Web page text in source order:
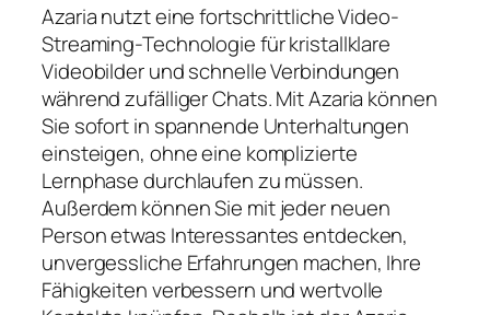
Azaria nutzt eine fortschrittliche Video-
Streaming-Technologie für kristallklare
Videobilder und schnelle Verbindungen
während zufälliger Chats. Mit Azaria können
Sie sofort in spannende Unterhaltungen
einsteigen, ohne eine komplizierte
Lernphase durchlaufen zu müssen.
Außerdem können Sie mit jeder neuen
Person etwas Interessantes entdecken,
unvergessliche Erfahrungen machen, Ihre
Fähigkeiten verbessern und wertvolle